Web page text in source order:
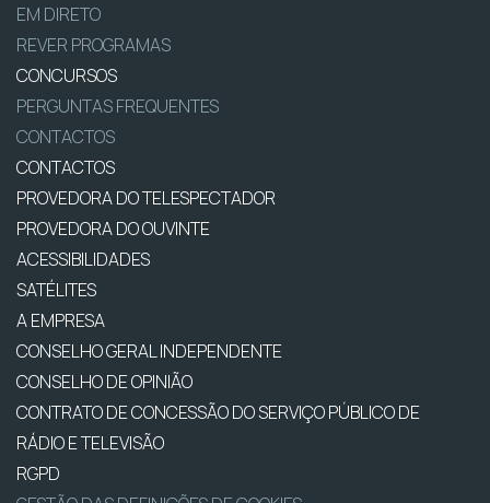
EM DIRETO
REVER PROGRAMAS
CONCURSOS
PERGUNTAS FREQUENTES
CONTACTOS
CONTACTOS
PROVEDORA DO TELESPECTADOR
PROVEDORA DO OUVINTE
ACESSIBILIDADES
SATÉLITES
A EMPRESA
CONSELHO GERAL INDEPENDENTE
CONSELHO DE OPINIÃO
CONTRATO DE CONCESSÃO DO SERVIÇO PÚBLICO DE
RÁDIO E TELEVISÃO
RGPD